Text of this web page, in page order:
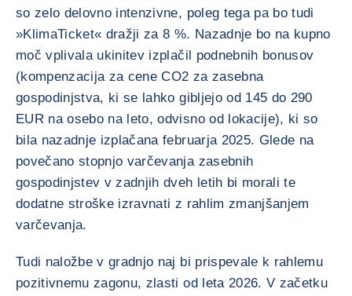
so zelo delovno intenzivne, poleg tega pa bo tudi
»KlimaTicket« dražji za 8 %. Nazadnje bo na kupno
moč vplivala ukinitev izplačil podnebnih bonusov
(kompenzacija za cene CO2 za zasebna
gospodinjstva, ki se lahko gibljejo od 145 do 290
EUR na osebo na leto, odvisno od lokacije), ki so
bila nazadnje izplačana februarja 2025. Glede na
povečano stopnjo varčevanja zasebnih
gospodinjstev v zadnjih dveh letih bi morali te
dodatne stroške izravnati z rahlim zmanjšanjem
varčevanja.
Tudi naložbe v gradnjo naj bi prispevale k rahlemu
pozitivnemu zagonu, zlasti od leta 2026. V začetku